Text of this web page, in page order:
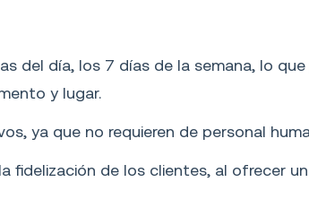
del día, los 7 días de la semana, lo
y lugar.
ya que no requieren de personal
fidelización de los clientes, al ofrecer